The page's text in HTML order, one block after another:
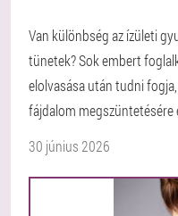
Van különbség az ízületi
tünetek? Sok embert
elolvasása után tudni
fájdalom megszüntetésére
30 június 2026